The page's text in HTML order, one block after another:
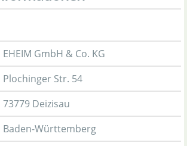
EHEIM GmbH & Co. KG
Plochinger Str. 54
73779 Deizisau
Baden-Württemberg